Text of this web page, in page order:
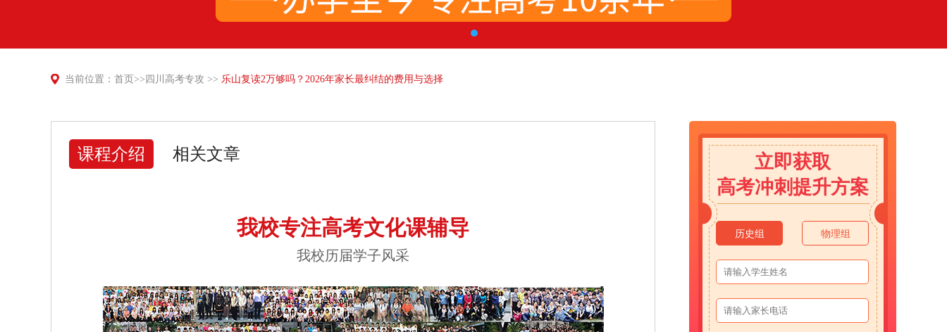
当前位置： 首页 >> 四川高考专攻 >> 乐山复读2万够吗？2026年家长最纠结的费用与选择
课程介绍 相关文章
我校专注高考文化课辅导
我校历届学子风采
立即获取
高考冲刺提升方案
历史组 物理组